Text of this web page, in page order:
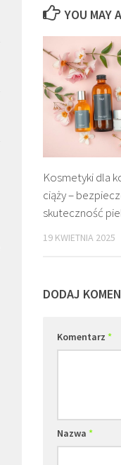
YOU MAY
Kosmetyki dla
ciąży –
skuteczność
19 KWIETNIA 2025
DODAJ
Komentarz *
Nazwa *